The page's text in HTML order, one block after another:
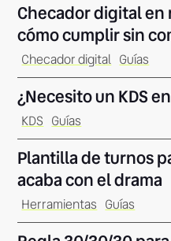
Checador digital en
cómo cumplir sin
Checador digital Guías
¿Necesito un KDS
KDS Guías
Plantilla de turnos
acaba con el drama
Herramientas Guías